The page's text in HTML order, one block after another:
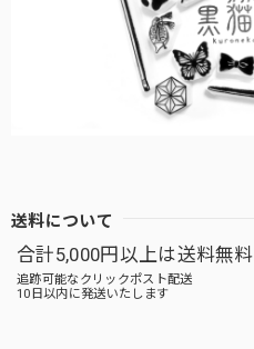
送料について
合計5,000円以上は送料無料
追跡可能なクリックポスト配送
10日以内に発送いたします